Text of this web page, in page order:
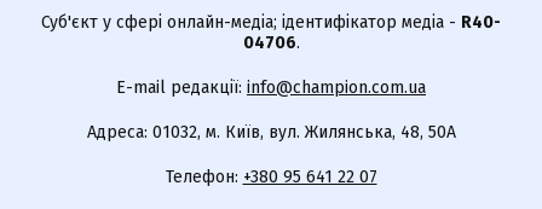
Суб'єкт у сфері онлайн-медіа; ідентифікатор медіа - R40-
04706.
E-mail редакції: info@champion.com.ua
Адреса: 01032, м. Київ, вул. Жилянська, 48, 50А
Телефон: +380 95 641 22 07